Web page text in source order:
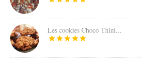
Les cookies Choco Thini...